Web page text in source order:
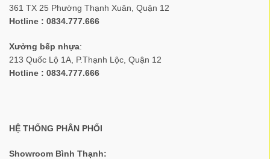
361 TX 25 Phường Thạnh Xuân, Quận 12
Hotline : 0834.777.666
Xưởng bếp nhựa:
213 Quốc Lộ 1A, P.Thạnh Lộc, Quận 12
Hotline : 0834.777.666
HỆ THỐNG PHÂN PHỐI
Showroom Bình Thạnh: